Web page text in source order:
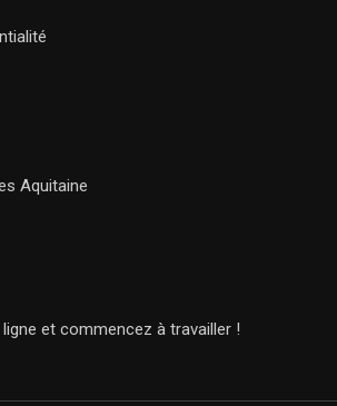
Aquitaine
et commencez à travailler !